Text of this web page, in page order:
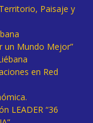
Paisaje y
un Mundo Mejor”
en Red
LEADER “36